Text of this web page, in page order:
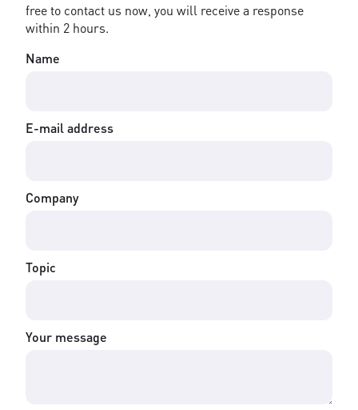
free to contact us now, you will receive a response
within 2 hours.
Name
E-mail address
Company
Topic
Your message